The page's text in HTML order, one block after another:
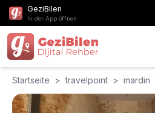
GeziBilen
In der App öffnen
Startseite > travelpoint > mardin